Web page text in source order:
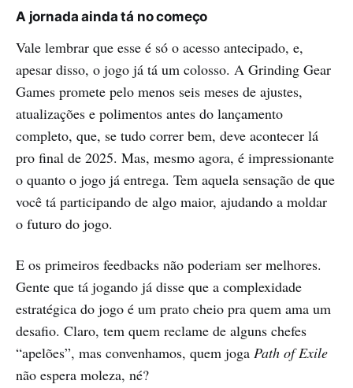
A jornada ainda tá no começo
Vale lembrar que esse é só o acesso antecipado, e,
apesar disso, o jogo já tá um colosso. A Grinding Gear
Games promete pelo menos seis meses de ajustes,
atualizações e polimentos antes do lançamento
completo, que, se tudo correr bem, deve acontecer lá
pro final de 2025. Mas, mesmo agora, é impressionante
o quanto o jogo já entrega. Tem aquela sensação de que
você tá participando de algo maior, ajudando a moldar
o futuro do jogo.
E os primeiros feedbacks não poderiam ser melhores.
Gente que tá jogando já disse que a complexidade
estratégica do jogo é um prato cheio pra quem ama um
desafio. Claro, tem quem reclame de alguns chefes
“apelões”, mas convenhamos, quem joga Path of Exile
não espera moleza, né?